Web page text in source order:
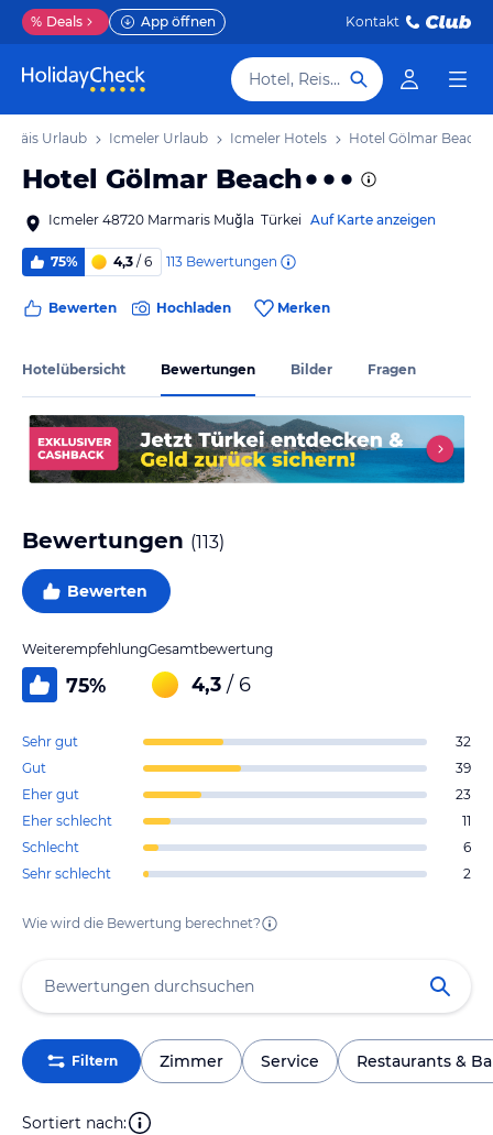
% Deals App öffnen Kontakt
Hotel, Reiseziel
Urlaub Icmeler Urlaub Icmeler Hotels Hotel Gölmar Beach
Hotel Gölmar Beach
Icmeler 48720 Marmaris Muğla Türkei Auf Karte anzeigen
75% 4,3 / 6 113 Bewertungen
Bewerten Hochladen Merken
Hotelübersicht Bewertungen Bilder Fragen
Bewertungen (113)
Bewerten
Weiterempfehlung
75%
Gesamtbewertung
4,3 / 6
Sehr gut
32
Gut
39
Eher gut
23
Eher schlecht
11
Schlecht
6
Sehr schlecht
2
Wie wird die Bewertung berechnet?
Filtern Zimmer Service Restaurants &
Sortiert nach: